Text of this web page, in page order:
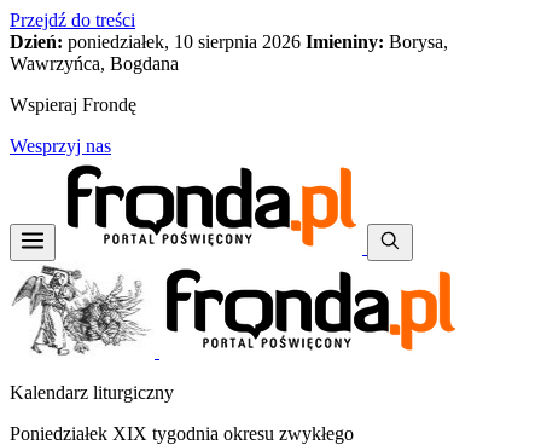
Przejdź do treści
Dzień: poniedziałek, 10 sierpnia 2026 Imieniny: Borysa,
Wawrzyńca, Bogdana
Wspieraj Frondę
Wesprzyj nas
Kalendarz liturgiczny
Poniedziałek XIX tygodnia okresu zwykłego